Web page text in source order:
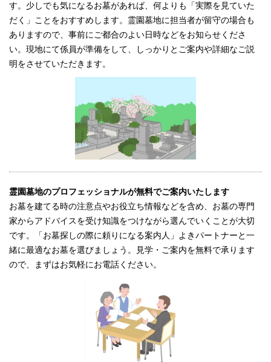
す。少しでも気になるお墓があれば、何よりも「実際を見ていた
だく」ことをおすすめします。霊園墓地に担当者が留守の場合も
ありますので、事前にご都合のよい日時などをお知らせくださ
い。現地にて係員が準備をして、しっかりとご案内や詳細なご説
明をさせていただきます。
霊園墓地のプロフェッショナルが無料でご案内いたします
お墓を建てる時の注意点やお役立ち情報などを含め、お墓の専門
家からアドバイスを受け知識をつけながら選んでいくことが大切
です。「お墓探しの際に頼りになる案内人」よきパートナーと一
緒に最適なお墓を選びましょう。見学・ご案内を無料で承ります
ので、まずはお気軽にお電話ください。